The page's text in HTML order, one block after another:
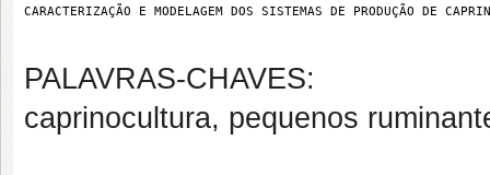
CARACTERIZAÇÃO E MODELAGEM DOS SISTEMAS DE PRODUÇÃO DE
PALAVRAS-CHAVES:
caprinocultura, pequenos